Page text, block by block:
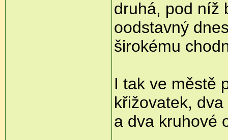
druhá, pod níž
oodstavný
širokému
I tak ve městě
křižovatek,
a dva kruhové